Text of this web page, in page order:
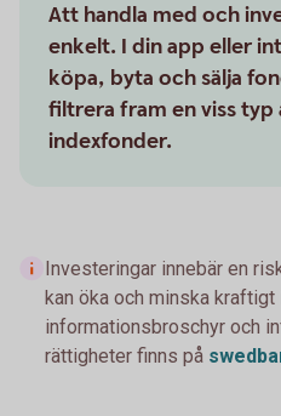
Att handla med och
enkelt. I din app eller
köpa, byta och sälja
filtrera fram en viss
indexfonder.
Investeringar innebär en
kan öka och minska kraftigt
informationsbroschyr och
rättigheter finns på